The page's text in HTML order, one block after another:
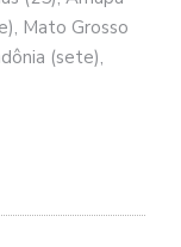
Mato Grosso
(sete),